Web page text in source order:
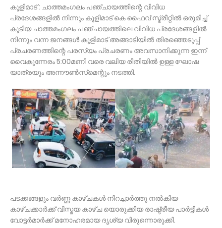
കൂളിമാട് : ചാത്തമംഗലം പഞ്ചായത്തിന്റെ വിവിധ
പ്രദേശങ്ങളിൽ നിന്നും കൂളിമാട് കെ ഫൈവ് സ്ട്രീറ്റിൽ ഒരുമിച്ച്
കൂടിയ ചാത്തമംഗലം പഞ്ചായത്തിലെ വിവിധ പ്രദേശങ്ങളിൽ
നിന്നും വന്ന ജനങ്ങൾ കൂളിമാട് അങ്ങാടിയിൽ തിരഞ്ഞെടുപ്പ്
പ്രചരണത്തിന്റെ പരസ്യം പ്രചരണം അവസാനിക്കുന്ന ഇന്ന്
വൈകുന്നേരം 5:00മണി വരെ വലിയ രീതിയിൽ ഉള്ള ഘോഷ
യാത്രയും അന്നൗൺസ്‌മെന്റും നടത്തി.
പടക്കങ്ങളും വർണ്ണ കാഴ്ചകൾ നിറച്ചാർത്തു നൽകിയ
കാഴ്ചക്കാർക്ക് വിസ്മയ കാഴ്ച യൊരുക്കിയ രാഷ്ട്രീയ പാർട്ടികൾ
വോട്ടർമാർക്ക് മനോഹരമായ ദൃശ്യ വിരുന്നൊരുക്കി.